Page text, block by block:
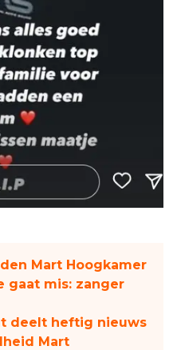
Mart Hoogkamer
gaat mis: zanger
deelt heftig nieuws
Mart